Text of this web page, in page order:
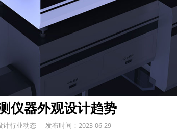
仪器外观设计趋势
计行业动态 发布时间：2023-06-29